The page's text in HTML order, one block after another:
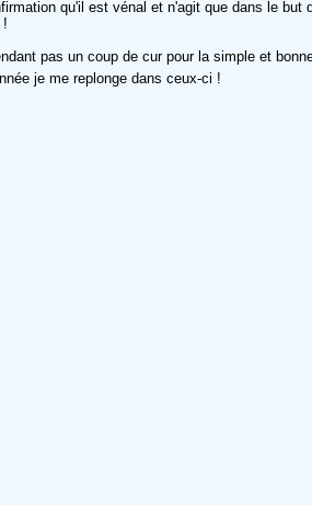
qu'il est vénal et n'agit que dans le
!
pas un coup de cur pour la simple et
je me replonge dans ceux-ci !